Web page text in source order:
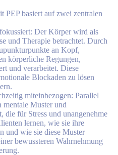
basiert auf zwei zentralen
Der Körper wird als
und Therapie betrachtet. Durch
an Kopf,
körperliche Regungen,
und verarbeitet. Diese
Blockaden zu lösen
miteinbezogen: Parallel
Muster und
die für Stress und unangenehme
lernen, wie sie ihre
und wie sie diese Muster
bewussteren Wahrnehmung